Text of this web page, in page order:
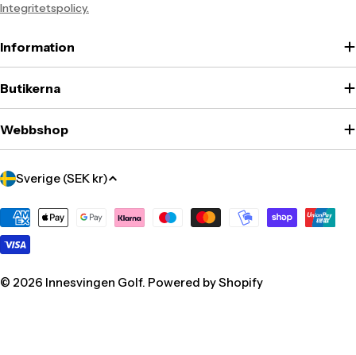
Integritetspolicy.
Information
Butikerna
Webbshop
Translation
sv.localization.country_label
Sverige (SEK kr)
Translation
missing:
sv.general.payment.methods
© 2026 Innesvingen Golf. Powered by Shopify